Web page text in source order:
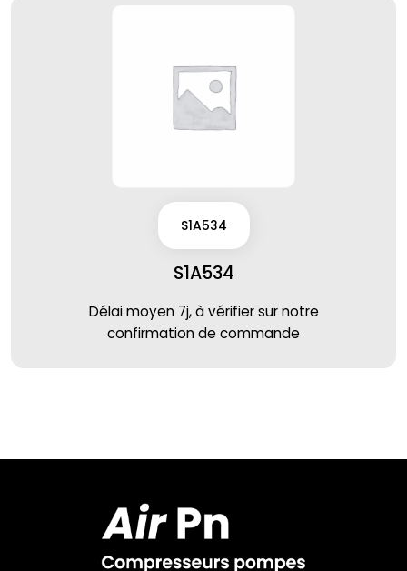
S1A534
S1A534
Délai moyen 7j, à vérifier sur notre
confirmation de commande